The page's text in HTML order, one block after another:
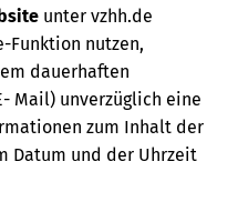
unter vzhh.de
Funktion nutzen,
dauerhaften
Mail) unverzüglich eine
zum Inhalt der
Datum und der Uhrzeit